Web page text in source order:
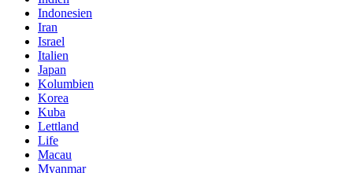
Indonesien
Iran
Israel
Italien
Japan
Kolumbien
Korea
Kuba
Lettland
Life
Macau
Myanmar